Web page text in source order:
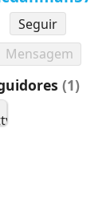
Seguir
Mensagem
(1)